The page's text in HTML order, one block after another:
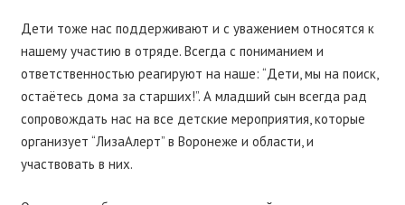
Дети тоже нас поддерживают и с уважением относятся к
нашему участию в отряде. Всегда с пониманием и
ответственностью реагируют на наше: “Дети, мы на поиск,
остаётесь дома за старших!”. А младший сын всегда рад
сопровождать нас на все детские мероприятия, которые
организует “ЛизаАлерт” в Воронеже и области, и
участвовать в них.